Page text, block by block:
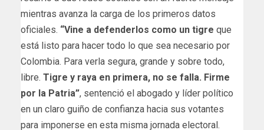
mientras avanza la carga de los primeros datos
oficiales. “Vine a defenderlos como un tigre que
está listo para hacer todo lo que sea necesario por
Colombia. Para verla segura, grande y sobre todo,
libre. Tigre y raya en primera, no se falla. Firme
por la Patria”, sentenció el abogado y líder político
en un claro guiño de confianza hacia sus votantes
para imponerse en esta misma jornada electoral.